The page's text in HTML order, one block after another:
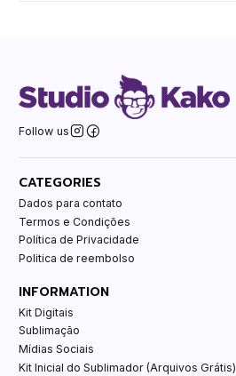
Follow us
CATEGORIES
Dados para contato
Termos e Condições
Política de Privacidade
Politica de reembolso
INFORMATION
Kit Digitais
Sublimação
Mídias Sociais
Kit Inicial do Sublimador (Arquivos Grátis)